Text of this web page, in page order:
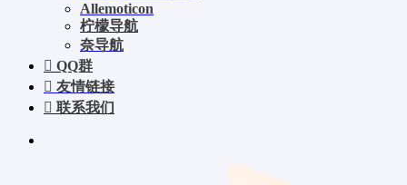
Allemoticon
柠檬导航
奈导航
QQ群
友情链接
联系我们